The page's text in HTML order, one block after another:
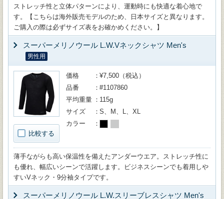
ストレッチ性と立体パターンにより、運動時にも快適な着心地で
す。【こちらは海外販売モデルのため、日本サイズと異なります。
ご購入の際は必ずサイズ表をお確かめください。】
スーパーメリノウール L.W.Vネックシャツ Men's
男性用
比較する
価格
¥7,500（税込）
品番
#1107860
平均重量
115g
サイズ
S、M、L、XL
カラー
薄手ながらも高い保温性を備えたアンダーウエア。ストレッチ性に
も優れ、幅広いシーンで活躍します。ビジネスシーンでも着用しや
すいVネック・9分袖タイプです。
スーパーメリノウール L.W.スリーブレスシャツ Men's